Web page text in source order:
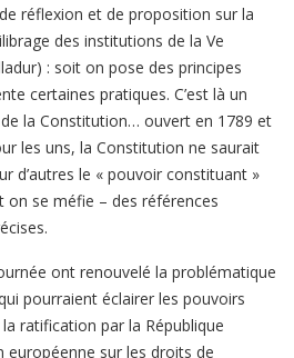
réflexion et de proposition sur la
des institutions de la Ve
: soit on pose des principes
certaines pratiques. C’est là un
de la Constitution… ouvert en 1789 et
les uns, la Constitution ne saurait
d’autres le « pouvoir constituant »
se méfie – des références
ont renouvelé la problématique
pourraient éclairer les pouvoirs
ratification par la République
européenne sur les droits de